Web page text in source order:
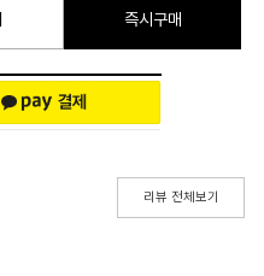
즉시구매
리뷰 전체보기